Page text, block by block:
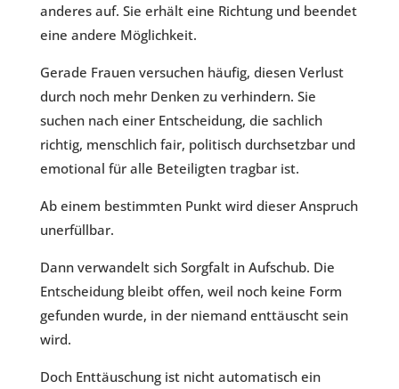
anderes auf. Sie erhält eine Richtung und beendet
eine andere Möglichkeit.
Gerade Frauen versuchen häufig, diesen Verlust
durch noch mehr Denken zu verhindern. Sie
suchen nach einer Entscheidung, die sachlich
richtig, menschlich fair, politisch durchsetzbar und
emotional für alle Beteiligten tragbar ist.
Ab einem bestimmten Punkt wird dieser Anspruch
unerfüllbar.
Dann verwandelt sich Sorgfalt in Aufschub. Die
Entscheidung bleibt offen, weil noch keine Form
gefunden wurde, in der niemand enttäuscht sein
wird.
Doch Enttäuschung ist nicht automatisch ein